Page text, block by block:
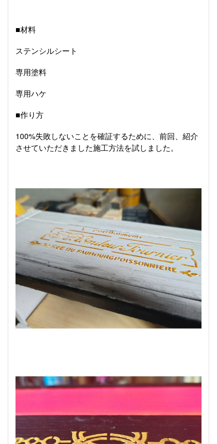
■材料
ステンシルシート
専用塗料
専用ハケ
■作り方
100%失敗しないことを確証するために、前回、紹介
させていただきました施工方法を試しました。